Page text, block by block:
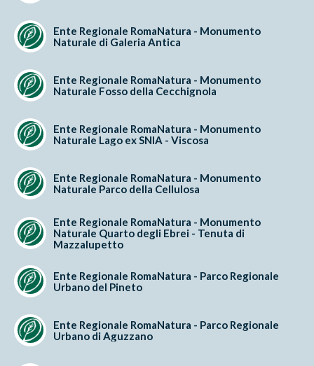
Ente Regionale RomaNatura - Monumento
Naturale di Galeria Antica
Ente Regionale RomaNatura - Monumento
Naturale Fosso della Cecchignola
Ente Regionale RomaNatura - Monumento
Naturale Lago ex SNIA - Viscosa
Ente Regionale RomaNatura - Monumento
Naturale Parco della Cellulosa
Ente Regionale RomaNatura - Monumento
Naturale Quarto degli Ebrei - Tenuta di
Mazzalupetto
Ente Regionale RomaNatura - Parco Regionale
Urbano del Pineto
Ente Regionale RomaNatura - Parco Regionale
Urbano di Aguzzano